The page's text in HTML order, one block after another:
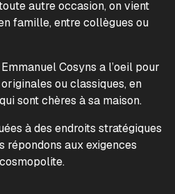
autre occasion, on vient
famille, entre collègues ou
Cosyns a l’oeil pour
ou classiques, en
sont chères à sa maison.
à des endroits stratégiques
répondons aux exigences